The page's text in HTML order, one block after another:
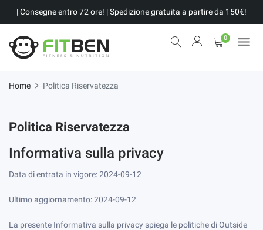
| Consegne entro 72 ore! | Spedizione gratuita a partire da 150€!
0
Home Politica Riservatezza
Politica Riservatezza
Informativa sulla privacy
Data di entrata in vigore: 2024-09-12
Ultimo aggiornamento: 2024-09-12
La presente Informativa sulla privacy spiega le politiche di Outside